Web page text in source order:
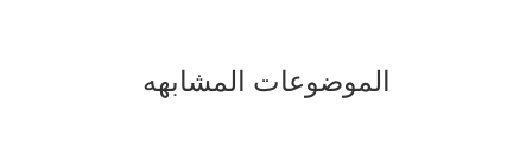
الموضوعات المشابهه